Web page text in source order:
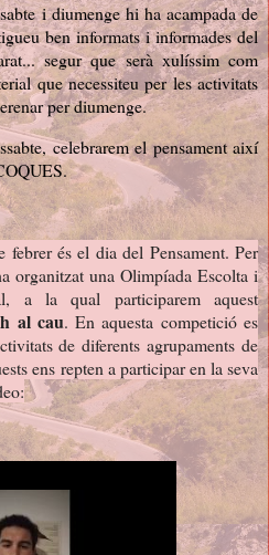
i diumenge hi ha acampada de
ben informats i informades del
segur que serà xulíssim com
que necessiteu per les activitats
per diumenge.
celebrarem el pensament així
és el dia del Pensament. Per
organitzat una Olimpíada Escolta i
a la qual participarem aquest
al cau. En aquesta competició es
de diferents agrupaments de
ens repten a participar en la seva